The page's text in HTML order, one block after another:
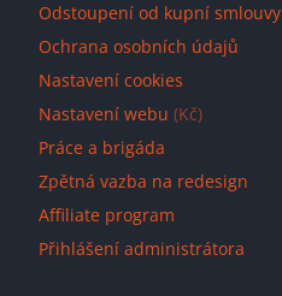
Odstoupení od kupní smlouvy
Ochrana osobních údajů
Nastavení cookies
Nastavení webu (Kč)
Práce a brigáda
Zpětná vazba na redesign
Affiliate program
Přihlášení administrátora